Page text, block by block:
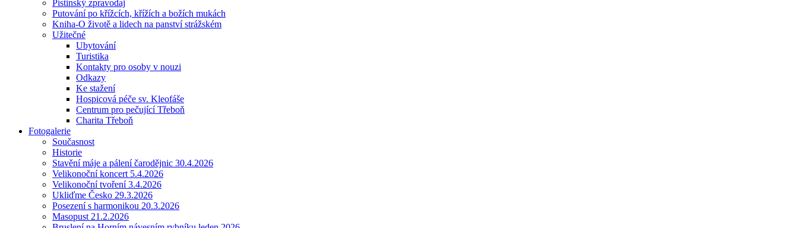
Pístinský zpravodaj
Putování po křížcích, křížích a božích mukách
Kniha-O životě a lidech na panství strážském
Užitečné
Ubytování
Turistika
Kontakty pro osoby v nouzi
Odkazy
Ke stažení
Hospicová péče sv. Kleofáše
Centrum pro pečující Třeboň
Charita Třeboň
Fotogalerie
Současnost
Historie
Stavění máje a pálení čarodějnic 30.4.2026
Velikonoční koncert 5.4.2026
Velikonoční tvoření 3.4.2026
Ukliďme Česko 29.3.2026
Posezení s harmonikou 20.3.2026
Masopust 21.2.2026